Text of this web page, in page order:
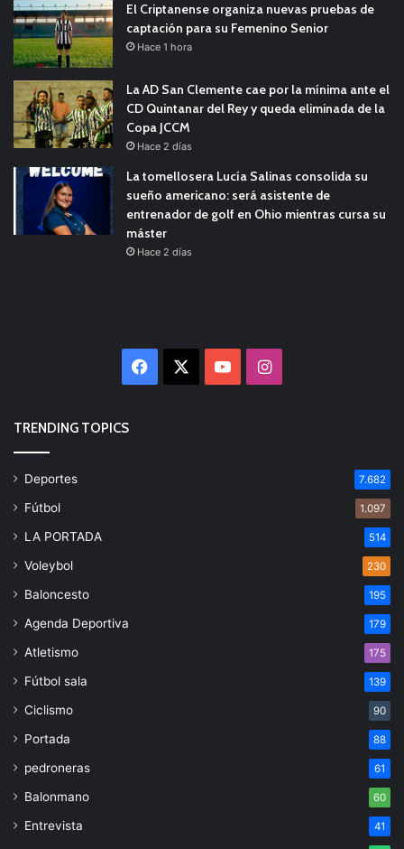
El Criptanense organiza nuevas pruebas de
captación para su Femenino Senior
Hace 1 hora
La AD San Clemente cae por la mínima ante el
CD Quintanar del Rey y queda eliminada de la
Copa JCCM
Hace 2 días
La tomellosera Lucía Salinas consolida su
sueño americano: será asistente de
entrenador de golf en Ohio mientras cursa su
máster
Hace 2 días
Facebook YouTubeInstagram
TRENDING TOPICS
Deportes 7.682
Fútbol 1.097
LA PORTADA 514
Voleybol 230
Baloncesto 195
Agenda Deportiva 179
Atletismo 175
Fútbol sala 139
Ciclismo 90
Portada 88
pedroneras 61
Balonmano 60
Entrevista 41